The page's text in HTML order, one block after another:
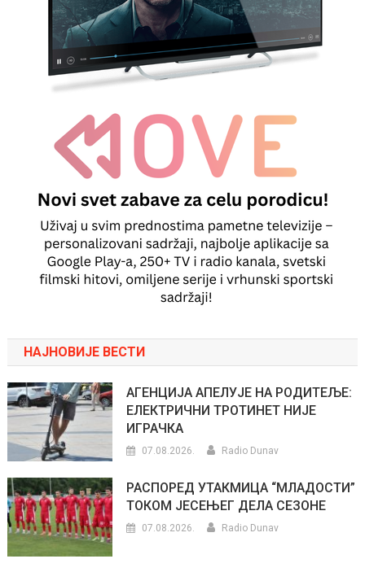
НАЈНОВИЈЕ ВЕСТИ
АГЕНЦИЈА АПЕЛУЈЕ НА РОДИТЕЉЕ:
ЕЛЕКТРИЧНИ ТРОТИНЕТ НИЈЕ
ИГРАЧКА
07.08.2026. Radio Dunav
РАСПОРЕД УТАКМИЦА “МЛАДОСТИ”
ТОКОМ ЈЕСЕЊЕГ ДЕЛА СЕЗОНЕ
07.08.2026. Radio Dunav